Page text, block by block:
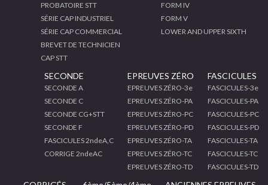
PROBATOIRE STT
SÉRIE CAP INDUSTRIEL
SÉRIE CAP COMMERCIAL
BREVET DE TECHNICIEN
CAP STT
FORM IV
FORM V
LOWER AND UPPER SIXTH
SECONDE
SECONDE A
SECONDE C
SECONDE CG+STT
SECONDE F
FASCICULES 2ndeA,C
CORRIGE 2ndeAC
EPREUVES ZÉRO
EPREUVES ZÉRO-3e
EPREUVES ZÉRO-PA
EPREUVES ZÉRO-PC
EPREUVES ZÉRO-PD
EPREUVES ZÉRO-TA
EPREUVES ZÉRO-TC
EPREUVES ZÉRO-TD
FASCICULES
FASCICULES-3e
FASCICULES-PA
FASCICULES-PC
FASCICULES-PD
FASCICULES-TA
FASCICULES-TC
FASCICULES-TD